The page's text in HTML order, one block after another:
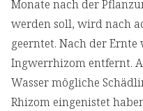
Monate nach der
werden soll, wird nach
geerntet. Nach der
Ingwerrhizom entfernt.
Wasser mögliche
Rhizom eingenistet